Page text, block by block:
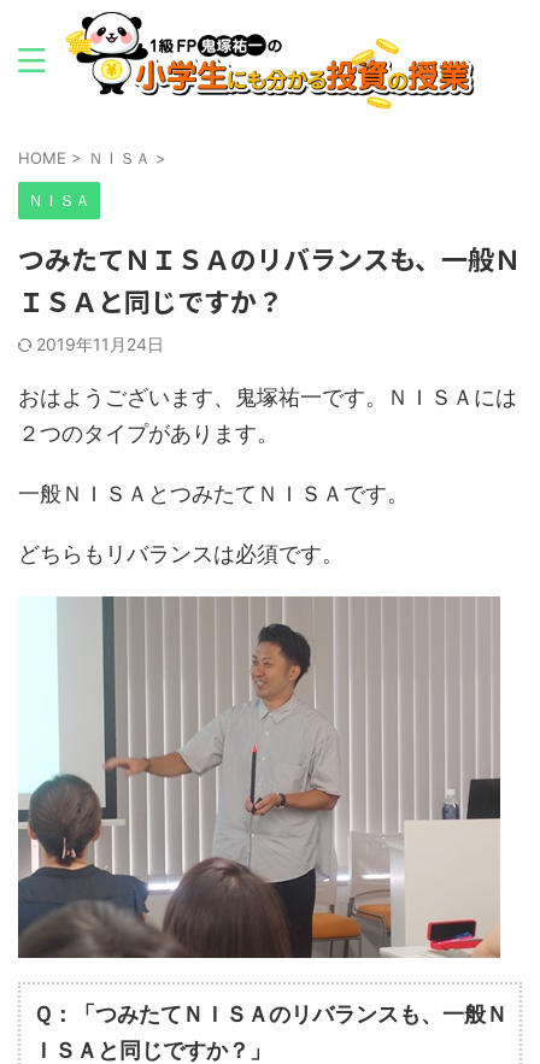
HOME > ＮＩＳＡ >
ＮＩＳＡ
つみたてＮＩＳＡのリバランスも、一般Ｎ
ＩＳＡと同じですか？
2019年11月24日
おはようございます、鬼塚祐一です。ＮＩＳＡには
２つのタイプがあります。
一般ＮＩＳＡとつみたてＮＩＳＡです。
どちらもリバランスは必須です。
Ｑ：「つみたてＮＩＳＡのリバランスも、一般Ｎ
ＩＳＡと同じですか？」